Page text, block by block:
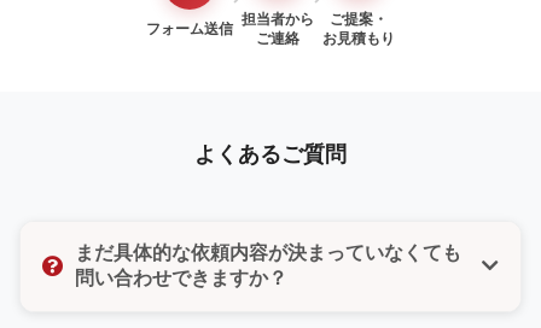
フォーム送信
担当者から
ご連絡
ご提案・
お見積もり
よくあるご質問
まだ具体的な依頼内容が決まっていなくても
問い合わせできますか？